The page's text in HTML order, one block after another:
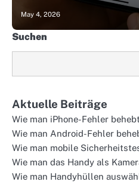
May 4, 2026
Suchen
Aktuelle Beiträge
Wie man iPhone-Fehler behebt
Wie man Android-Fehler
Wie man mobile
Wie man das Handy als
Wie man Handyhüllen